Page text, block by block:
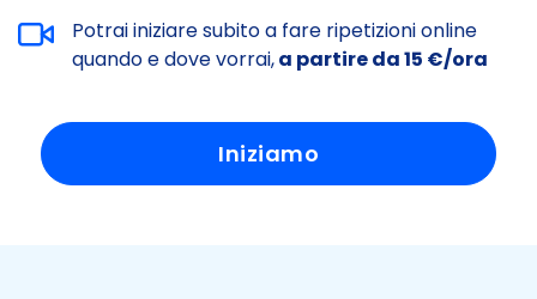
Potrai iniziare subito a fare ripetizioni online
quando e dove vorrai,a partire da 15 €/ora
Iniziamo